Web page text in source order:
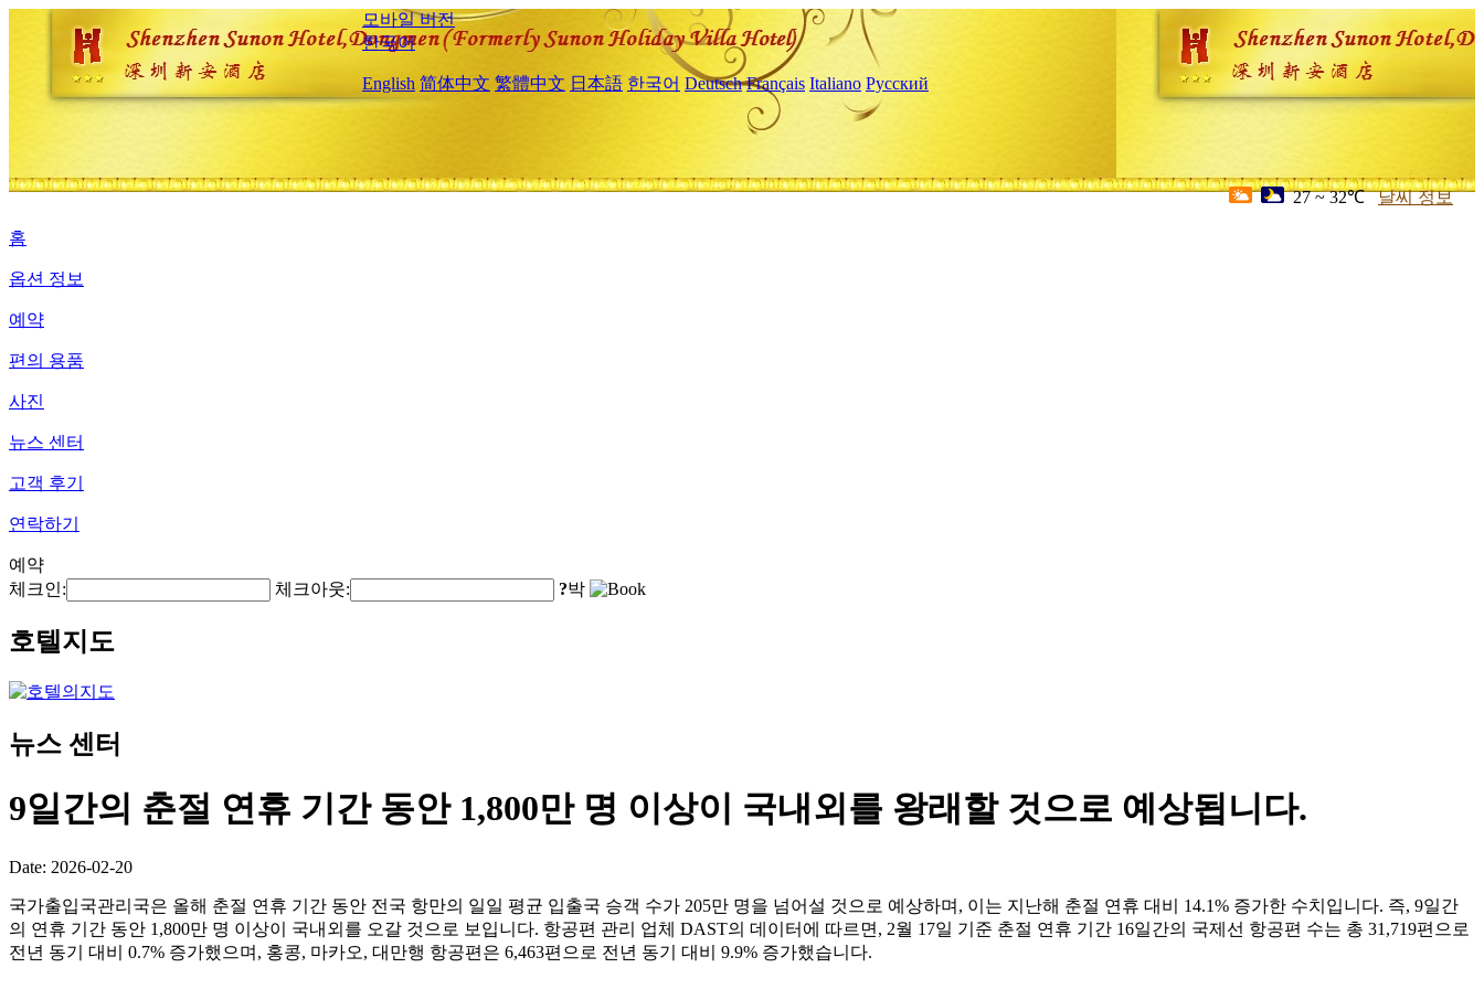
모바일 버전
한국어
English 简体中文 繁體中文 日本語 한국어 Deutsch Français Italiano Русский
27 ~ 32℃ 날씨 정보
홈
옵션 정보
예약
편의 용품
사진
뉴스 센터
고객 후기
연락하기
예약
체크인:
체크아웃: ?박
호텔지도
뉴스 센터
9일간의 춘절 연휴 기간 동안 1,800만 명 이상이 국내외를 왕래할 것으로 예상됩니다.
Date: 2026-02-20
국가출입국관리국은 올해 춘절 연휴 기간 동안 전국 항만의 일일 평균 입출국 승객 수가 205만 명을 넘어설 것으로 예상하며, 이는 지난해 춘절 연휴 대비 14.1% 증가한 수치입니다. 즉, 9일간
의 연휴 기간 동안 1,800만 명 이상이 국내외를 오갈 것으로 보입니다. 항공편 관리 업체 DAST의 데이터에 따르면, 2월 17일 기준 춘절 연휴 기간 16일간의 국제선 항공편 수는 총 31,719편으로
전년 동기 대비 0.7% 증가했으며, 홍콩, 마카오, 대만행 항공편은 6,463편으로 전년 동기 대비 9.9% 증가했습니다.